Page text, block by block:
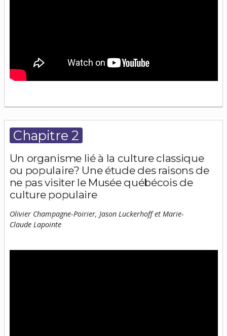
Chapitre 2
Un organisme lié à la culture classique
ou populaire? Une étude des raisons de
ne pas visiter le Musée québécois de
culture populaire
Olivier Champagne-Poirier, Jason Luckerhoff et Marie-
Claude Lapointe